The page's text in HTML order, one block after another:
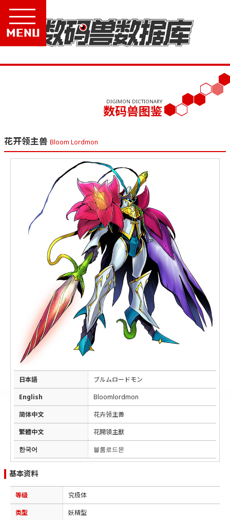
DIGIMON DICTIONARY
数码兽图鉴
花开领主兽 Bloom Lordmon
日本語
ブルムロードモン
English
Bloomlordmon
简体中文
花卉领主兽
繁體中文
花開領主獸
한국어
블룸로드몬
基本资料
等级
究极体
类型
妖精型